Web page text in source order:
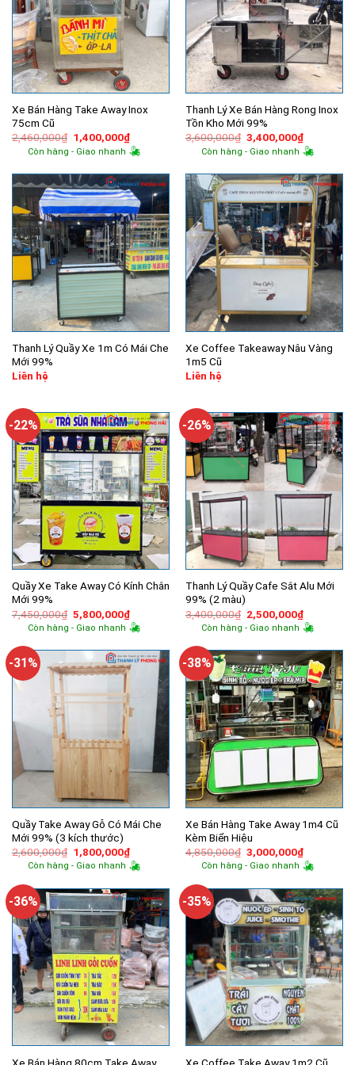
Xe Bán Hàng Take Away Inox
75cm Cũ
2,460,000₫ Giá
gốc
là:
1,400,000₫Giá
hiện
tại
1,400,000₫.
Còn hàng - Giao nhanh
Thanh Lý Xe Bán Hàng Rong Inox
Tồn Kho Mới 99%
3,600,000₫ Giá
gốc
là:
3,400,000₫Giá
hiện
tại
Còn hàng - Giao nhanh
Thanh Lý Quầy Xe 1m Có Mái Che
Mới 99%
Liên hệ
Xe Coffee Takeaway Nâu Vàng
1m5 Cũ
Liên hệ
-22%
Quầy Xe Take Away Có Kính Chắn
Mới 99%
7,450,000₫ Giá
gốc
là:
5,800,000₫Giá
hiện
tại
5,800,000₫.
Còn hàng - Giao nhanh
-26%
Thanh Lý Quầy Cafe Sắt Alu Mới
99% (2 màu)
3,400,000₫ Giá
gốc
là:
2,500,000₫Giá
hiện
tại
Còn hàng - Giao nhanh
-31%
Quầy Take Away Gỗ Có Mái Che
Mới 99% (3 kích thước)
2,600,000₫ Giá
gốc
là:
1,800,000₫Giá
hiện
tại
1,800,000₫.
Còn hàng - Giao nhanh
-38%
Xe Bán Hàng Take Away 1m4 Cũ
Kèm Biển Hiệu
4,850,000₫ Giá
gốc
là:
3,000,000₫Giá
hiện
tại
Còn hàng - Giao nhanh
-36%
Xe Bán Hàng 80cm Take Away
-35%